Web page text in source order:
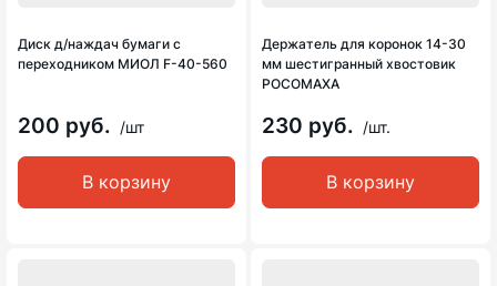
Диск д/наждач бумаги с
переходником МИОЛ F-40-560
200 руб. /шт
В корзину
Держатель для коронок 14-30
мм шестигранный хвостовик
РОСОМАХА
230 руб. /шт.
В корзину